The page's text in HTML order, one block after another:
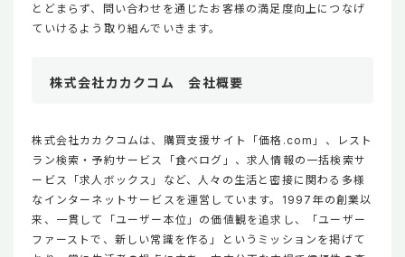
とどまらず、問い合わせを通じたお客様の満足度向上につなげ
ていけるよう取り組んでいきます。
株式会社カカクコム 会社概要
株式会社カカクコムは、購買支援サイト「価格.com」、レスト
ラン検索・予約サービス「食べログ」、求人情報の一括検索サ
ービス「求人ボックス」など、人々の生活と密接に関わる多様
なインターネットサービスを運営しています。1997年の創業以
来、一貫して「ユーザー本位」の価値観を追求し、「ユーザー
ファーストで、新しい常識を作る」というミッションを掲げて